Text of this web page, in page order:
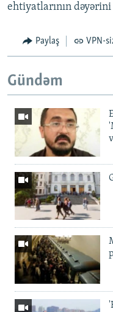
ehtiyatlarının
Paylaş VPN-
Gündəm